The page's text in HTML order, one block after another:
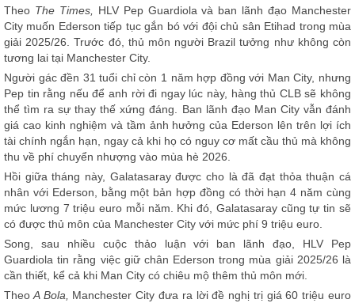
Theo The Times, HLV Pep Guardiola và ban lãnh đạo Manchester
City muốn Ederson tiếp tục gắn bó với đội chủ sân Etihad trong mùa
giải 2025/26. Trước đó, thủ môn người Brazil tưởng như không còn
tương lai tại Manchester City.
Người gác đền 31 tuổi chỉ còn 1 năm hợp đồng với Man City, nhưng
Pep tin rằng nếu để anh rời đi ngay lúc này, hàng thủ CLB sẽ không
thể tìm ra sự thay thế xứng đáng. Ban lãnh đạo Man City vẫn đánh
giá cao kinh nghiệm và tầm ảnh hưởng của Ederson lên trên lợi ích
tài chính ngắn hạn, ngay cả khi họ có nguy cơ mất cầu thủ mà không
thu về phí chuyển nhượng vào mùa hè 2026.
Hồi giữa tháng này, Galatasaray được cho là đã đạt thỏa thuận cá
nhân với Ederson, bằng một bản hợp đồng có thời hạn 4 năm cùng
mức lương 7 triệu euro mỗi năm. Khi đó, Galatasaray cũng tự tin sẽ
có được thủ môn của Manchester City với mức phí 9 triệu euro.
Song, sau nhiều cuộc thảo luận với ban lãnh đạo, HLV Pep
Guardiola tin rằng việc giữ chân Ederson trong mùa giải 2025/26 là
cần thiết, kể cả khi Man City có chiêu mộ thêm thủ môn mới.
Theo A Bola,
Manchester City đưa ra lời đề nghị trị giá 60 triệu euro